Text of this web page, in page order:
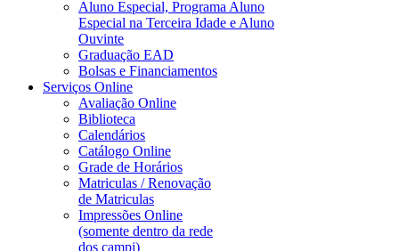
Aluno Especial, Programa Aluno
Especial na Terceira Idade e Aluno
Ouvinte
Graduação EAD
Bolsas e Financiamentos
Serviços Online
Avaliação Online
Biblioteca
Calendários
Catálogo Online
Grade de Horários
Matriculas / Renovação
de Matriculas
Impressões Online
(somente dentro da rede
dos campi)